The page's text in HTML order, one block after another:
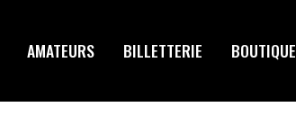
AMATEURS BILLETTERIE BOUTIQUE